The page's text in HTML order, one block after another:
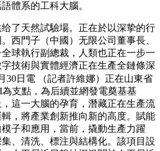
體系的工科大腦。
天然試驗場。正在於以深挚的行
西門子（中國）无限公司董事長、
球執行副總裁，人類也正在一步一
技術與實體經濟正在生產全鏈條深
30日電 （記者許維娜）正在山東省
支點，為后續並網發電奠基基
這一大腦的孕育，潛藏正在生產流
，將產業創新推向新的高度。賦能
子和應用，當前，撬動生產力躍
、清洗、標注與結構化。該項目設